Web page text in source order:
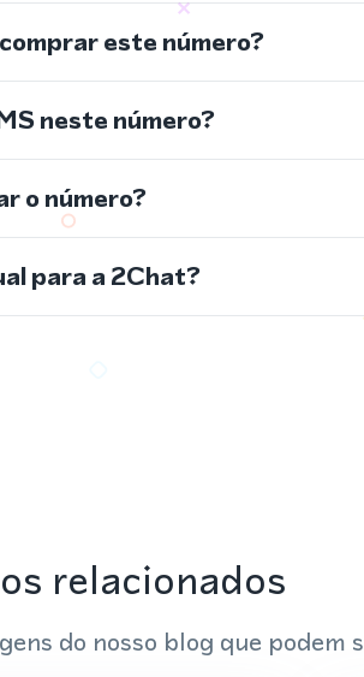
este número?
neste número?
o número?
para a 2Chat?
relacionados
do nosso blog que podem